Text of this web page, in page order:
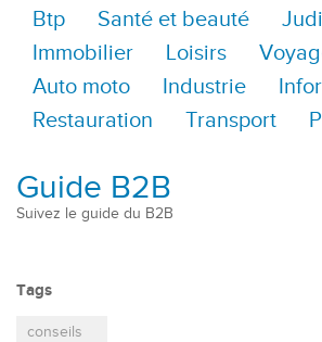
Btp
Santé et beauté
Immobilier
Loisirs
Auto moto
Industrie
Restauration
Transport
Guide B2B
Suivez le guide du B2B
Tags
conseils